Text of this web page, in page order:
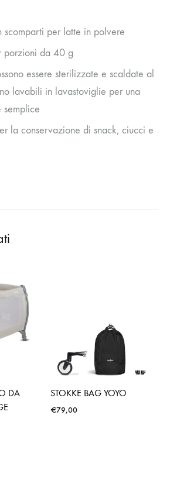
scomparti per latte in polvere
porzioni da 40 g
essere sterilizzate e scaldate al
lavabili in lavastoviglie per una
la conservazione di snack, ciucci e
DA
STOKKE BAG YOYO
€79,00